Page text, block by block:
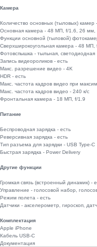
Камера
Количество основных (тыловых) камер
Основная камера - 48 МП, f/1.6, 26 мм,
Функции основной (тыловой)
Сверхширокоугольная камера - 48
Фотовспышка - тыльная, светодиодная
Запись видеороликов - есть
Макс. разрешение видео - 4K
HDR - есть
Макс. частота кадров видео при
Макс. частота кадров видео - 240 к/с
Фронтальная камера - 18 МП, f/1.9
Питание
Беспроводная зарядка - есть
Реверсивная зарядка - есть
Тип разъема для зарядки - USB Type-C
Быстрая зарядка - Power Delivery
Другие функции
Громкая связь (встроенный динамик) -
Управление - голосовой набор,
Режим полета - есть
Датчики - акселерометр, гироскоп,
Комплектация
Apple iPhone
Кабель USB-C
Документация